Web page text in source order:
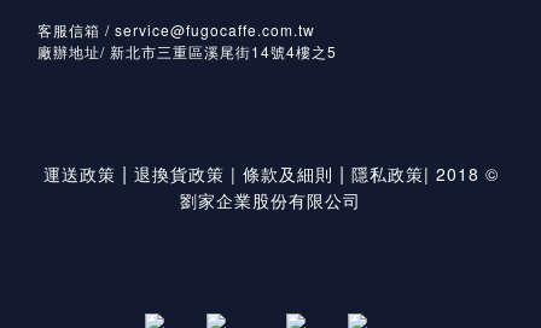
客服信箱 / service@fugocaffe.com.tw
廠辦地址/ 新北市三重區溪尾街14號4樓之5
運送政策 | 退換貨政策 | 條款及細則 | 隱私政策| 2018 ©
劉家企業股份有限公司